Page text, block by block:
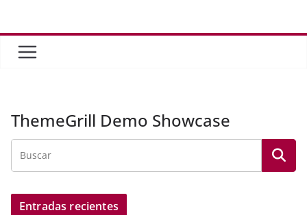
contenido
ThemeGrill Demo Showcase
Entradas recientes